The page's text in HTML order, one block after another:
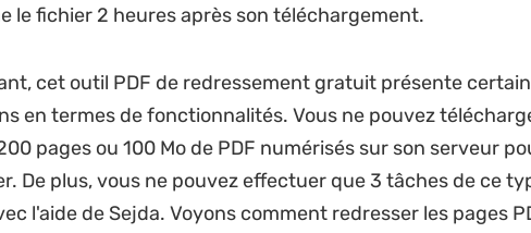
le fichier 2 heures après son téléchargement.
cet outil PDF de redressement gratuit présente
en termes de fonctionnalités. Vous ne pouvez
pages ou 100 Mo de PDF numérisés sur son serveur
De plus, vous ne pouvez effectuer que 3 tâches de ce
l'aide de Sejda. Voyons comment redresser les pages